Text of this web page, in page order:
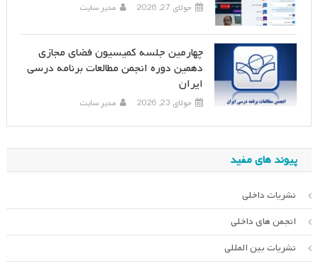
جولای 27, 2026 مدیر سایت
چهارمین جلسه کمیسیون فضای مجازی
دهمین دوره انجمن مطالعات برنامه درسی
ایران
جولای 23, 2026 مدیر سایت
پیوند های مفید
نشریات داخلی
انجمن های داخلی
نشریات بین المللی